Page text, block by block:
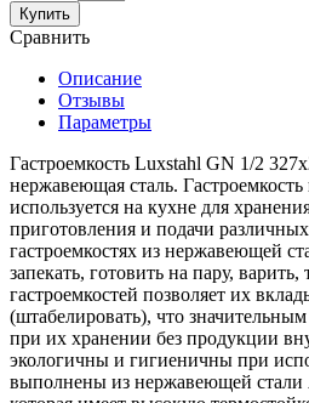
Купить
Сравнить
Описание
Отзывы
Параметры
Гастроемкость Luxstahl GN 1/2
нержавеющая сталь.
используется на кухне для
приготовления и подачи
гастроемкостях из нержавеющей
запекать, готовить на пару,
гастроемкостей позволяет их
(штабелировать), что
при их хранении без продукции
экологичны и гигиеничны при
выполнены из нержавеющей